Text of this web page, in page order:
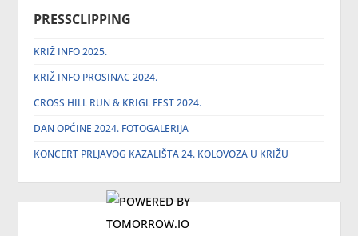
PRESSCLIPPING
KRIŽ INFO 2025.
KRIŽ INFO PROSINAC 2024.
CROSS HILL RUN & KRIGL FEST 2024.
DAN OPĆINE 2024. FOTOGALERIJA
KONCERT PRLJAVOG KAZALIŠTA 24. KOLOVOZA U KRIŽU